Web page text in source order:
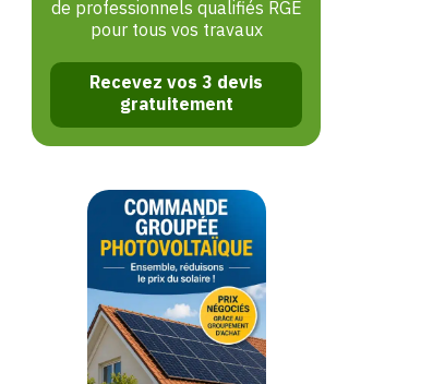
de professionnels qualifiés RGE
pour tous vos travaux
Recevez vos 3 devis
gratuitement